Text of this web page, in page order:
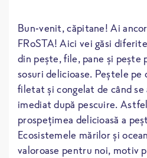
Bun-venit, căpitane! Ai
FRoSTA! Aici vei găsi
din pește, file, pane și pește
sosuri delicioase. Peștele
filetat și congelat de când se
imediat după pescuire.
prospețimea delicioasă a
Ecosistemele mărilor și
valoroase pentru noi, motiv